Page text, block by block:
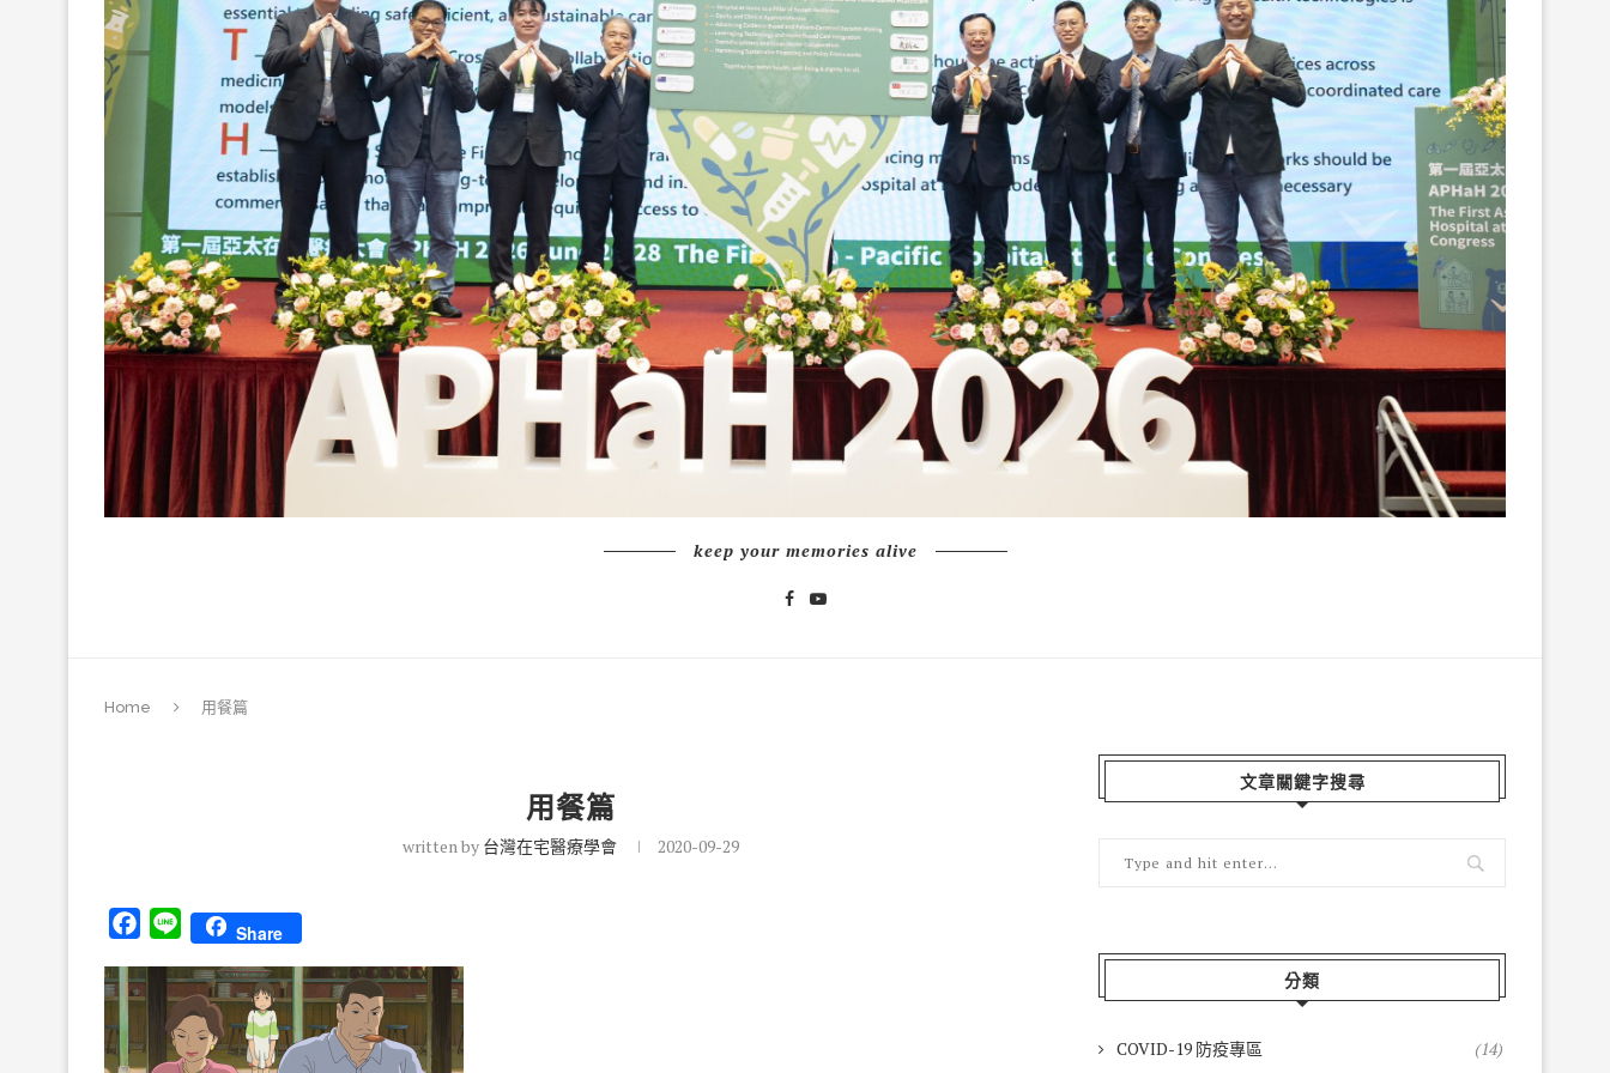
keep your memories alive
Home 用餐篇
用餐篇
written by 台灣在宅醫療學會 2020-09-29
Facebook
Line Share
文章關鍵字搜尋
分類
COVID-19 防疫專區 (14)